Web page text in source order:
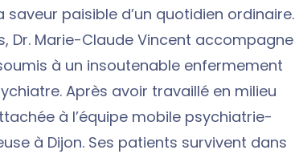
paisible d’un quotidien ordinaire.
Dr. Marie-Claude Vincent accompagne
à un insoutenable enfermement
Après avoir travaillé en milieu
à l’équipe mobile psychiatrie-
à Dijon. Ses patients survivent dans